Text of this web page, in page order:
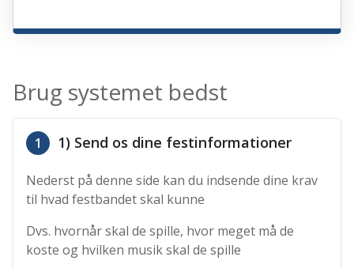
Brug systemet bedst
1 1) Send os dine festinformationer
Nederst på denne side kan du indsende dine krav
til hvad festbandet skal kunne
Dvs. hvornår skal de spille, hvor meget må de
koste og hvilken musik skal de spille